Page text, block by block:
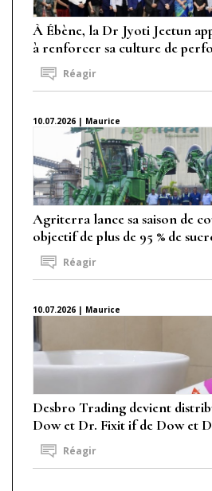
À Ébène, la Dr Jyoti Jeetun
à renforcer sa culture de
Réagir
10.07.2026 | Maurice
Agriterra lance sa saison de
objectif de plus de 95 % de
Réagir
10.07.2026 | Maurice
Desbro Trading devient
Dow et Dr. Fixit if de Dow et
Réagir